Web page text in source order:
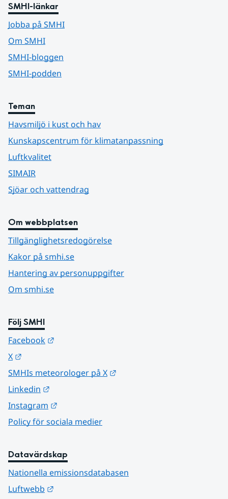
SMHI-länkar
Jobba på SMHI
Om SMHI
SMHI-bloggen
SMHI-podden
Teman
Havsmiljö i kust och hav
Kunskapscentrum för klimatanpassning
Luftkvalitet
SIMAIR
Sjöar och vattendrag
Om webbplatsen
Tillgänglighetsredogörelse
Kakor på smhi.se
Hantering av personuppgifter
Om smhi.se
Följ SMHI
Facebook
X
SMHIs meteorologer på X
Linkedin
Instagram
Policy för sociala medier
Datavärdskap
Nationella emissionsdatabasen
Luftwebb